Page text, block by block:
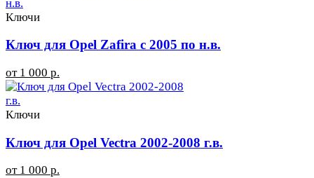
Ключи
Ключ для Opel Zafira с 2005 по н.в.
от 1 000 р.
Ключи
Ключ для Opel Vectra 2002-2008 г.в.
от 1 000 р.